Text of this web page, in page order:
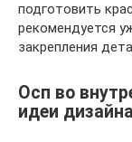
подготовить
рекомендуется
закрепления
Осп во
идеи